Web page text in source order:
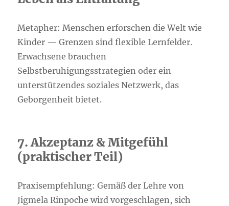
Metapher: Menschen erforschen die Welt wie
Kinder — Grenzen sind flexible Lernfelder.
Erwachsene brauchen
Selbstberuhigungsstrategien oder ein
unterstützendes soziales Netzwerk, das
Geborgenheit bietet.
7. Akzeptanz & Mitgefühl
(praktischer Teil)
Praxisempfehlung: Gemäß der Lehre von
Jigmela Rinpoche wird vorgeschlagen, sich